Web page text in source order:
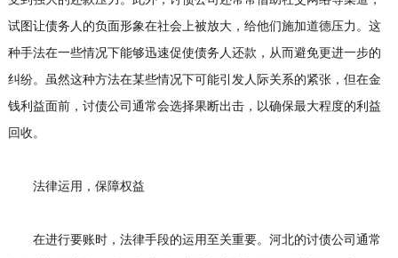
试图让债务人的负面形象在社会上被放大，给他们施加道德压力。这
种手法在一些情况下能够迅速促使债务人还款，从而避免更进一步的
纠纷。虽然这种方法在某些情况下可能引发人际关系的紧张，但在金
钱利益面前，讨债公司通常会选择果断出击，以确保最大程度的利益
回收。
法律运用，保障权益
在进行要账时，法律手段的运用至关重要。河北的讨债公司通常